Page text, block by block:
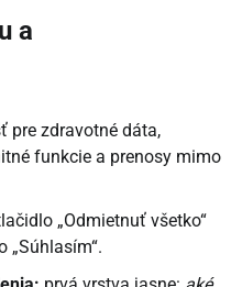
a
pre zdravotné dáta,
funkcie a prenosy mimo
„Odmietnuť všetko“
„Súhlasím“.